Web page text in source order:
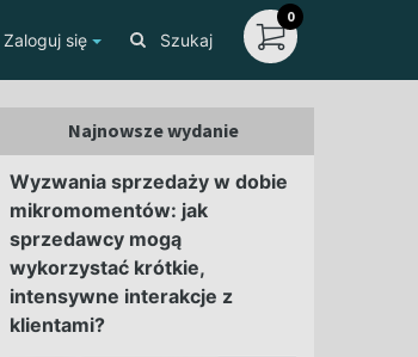
Zaloguj się Szukaj
0
Najnowsze wydanie
Wyzwania sprzedaży w dobie
mikromomentów: jak
sprzedawcy mogą
wykorzystać krótkie,
intensywne interakcje z
klientami?